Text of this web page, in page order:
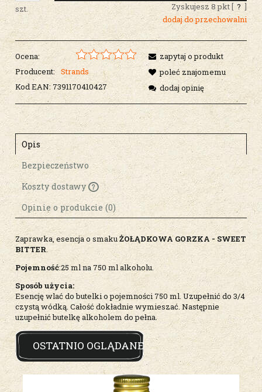
szt. Zyskujesz8pkt [ ? ]
dodaj do przechowalni
Ocena:
Producent:
Strands
Kod EAN: 7391170410427
zapytaj o produkt
poleć znajomemu
dodaj opinię
Opis
Bezpieczeństwo
Koszty dostawy
Cena nie zawiera ewentualnych kosztów
płatności
Opinie o produkcie (0)
Zaprawka, esencja o smakuŻOŁĄDKOWA GORZKA - SWEET
BITTER.
Pojemność:25 ml na 750 ml alkoholu.
Sposób użycia:
Esencję wlać do butelki o pojemności 750 ml. Uzupełnić do 3/4
czystą wódką. Całość dokładnie wymieszać. Następnie
uzupełnić butelkę alkoholem do pełna.
OSTATNIO OGLĄDANE